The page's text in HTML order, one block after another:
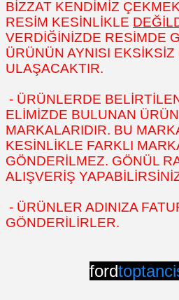
BİZZAT KENDİMİZ
RESİM KESİNLİKLE
VERDİĞİNİZDE RESİMDE
ÜRÜNÜN AYNISI
ULAŞACAKTIR.
- ÜRÜNLERDE
ELİMİZDE BULUNAN
MARKALARIDIR. BU
KESİNLİKLE FARKLI
GÖNDERİLMEZ. GÖNÜL
ALIŞVERİŞ
- ÜRÜNLER ADINIZA
GÖNDERİLİRLER.
ford